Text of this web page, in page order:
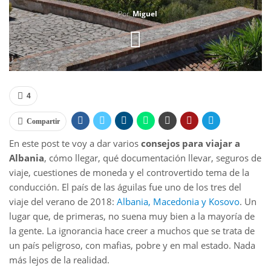
PorMiguel
4
Compartir
En este post te voy a dar varios consejos para viajar a
Albania, cómo llegar, qué documentación llevar, seguros de
viaje, cuestiones de moneda y el controvertido tema de la
conducción. El país de las águilas fue uno de los tres del
viaje del verano de 2018: Albania, Macedonia y Kosovo. Un
lugar que, de primeras, no suena muy bien a la mayoría de
la gente. La ignorancia hace creer a muchos que se trata de
un país peligroso, con mafias, pobre y en mal estado. Nada
más lejos de la realidad.